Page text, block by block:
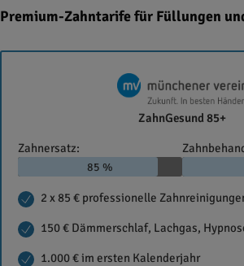
Premium-Zahntarife für Füllungen
Münchener
ZahnGesund 85+
Zahnersatz:
85 %
2 x 85 € professionelle
150 € Dämmerschlaf, Lachgas,
1.000 € im ersten Kalenderjahr